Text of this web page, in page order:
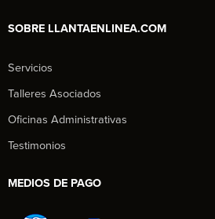
SOBRE LLANTAENLINEA.COM
Servicios
Talleres Asociados
Oficinas Administrativas
Testimonios
MEDIOS DE PAGO